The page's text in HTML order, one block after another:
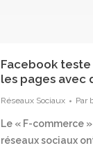
Facebook
les pages avec
Réseaux Sociaux Par
Le « F-commerce
réseaux sociaux